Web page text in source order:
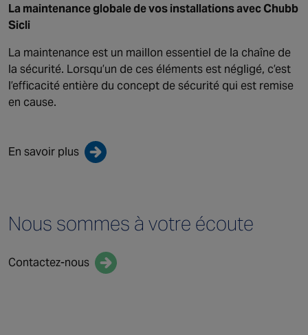
La maintenance globale de vos installations avec Chubb
Sicli
La maintenance est un maillon essentiel de la chaîne de
la sécurité. Lorsqu’un de ces éléments est négligé, c’est
l’efficacité entière du concept de sécurité qui est remise
en cause.
En savoir plus
Nous sommes à votre écoute
Contactez-nous